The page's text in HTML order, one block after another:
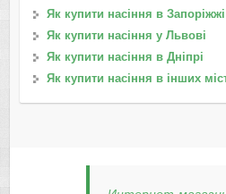
Як купити насіння в Запоріжжі
Як купити насіння у Львові
Як купити насіння в Дніпрі
Як купити насіння в інших